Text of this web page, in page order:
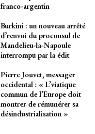
franco-argentin
Burkini : un nouveau arrêté
d’renvoi du proconsul de
Mandelieu-la-Napoule
interrompu par la édit
Pierre Jouvet, messager
occidental : « L’viatique
commun de l’Europe doit
montrer de rémunérer sa
désindustrialisation »